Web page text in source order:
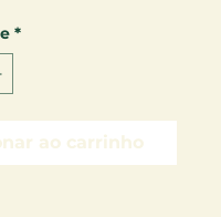
*
ao carrinho